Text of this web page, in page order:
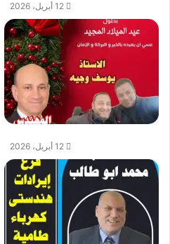
12 أبريل، 2026
12 أبريل، 2026